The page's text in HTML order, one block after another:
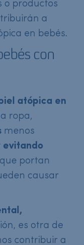
o productos
a
en bebés.
con
atópica en
ropa,
menos
evitando
portan
causar
es otra de
contribuir a